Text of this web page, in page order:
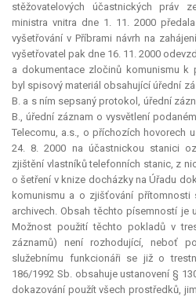
stěžovatelových účastnických práv
ministra vnitra dne 1. 11. 2000
vyšetřování v Příbrami návrh na
vyšetřovatel pak dne 16. 11. 2000
a dokumentace zločinů komunismu k
byl spisový materiál obsahující úřední
B. a s ním sepsaný protokol, úřední
B., úřední záznam o vysvětlení
Telecomu, a.s., o příchozích hovorech
24. 8. 2000 na účastnickou stanici
zjištění vlastníků telefonních stanic, z
o šetření v knize docházky na Úřadu
komunismu a o zjišťování přítomnosti
archivech. Obsah těchto písemností je
Možnost použití těchto pokladů v
záznamů) není rozhodující, neboť
služebnímu funkcionáři se již o
186/1992 Sb. obsahuje ustanovení §
dokazování použít všech prostředků,